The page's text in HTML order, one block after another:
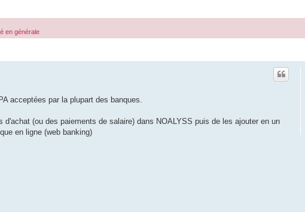
en générale
acceptées par la plupart des banques.
(ou des paiements de salaire) dans NOALYSS puis de les ajouter en un
en ligne (web banking)